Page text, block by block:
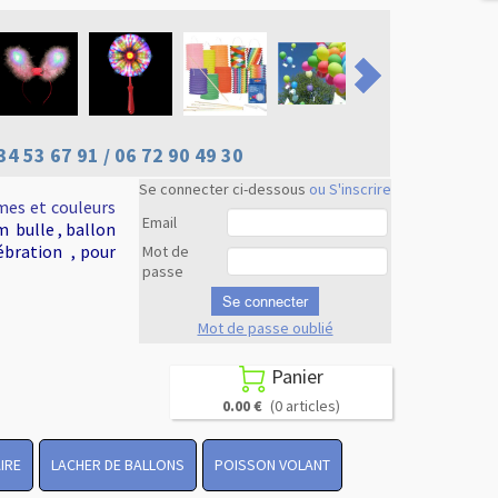
53 67 91 / 06 72 90 49 30
Se connecter ci-dessous ou S'inscrire
Email
Mot de
passe
Se connecter
Mot de passe oublié
et couleurs
bulle , ballon
, pour
 Panier
0.00 € (0 articles)
LACHER DE BALLONS POISSON VOLANT